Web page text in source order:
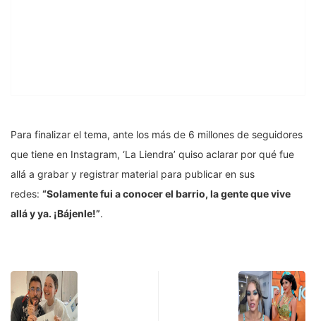
Para finalizar el tema, ante los más de 6 millones de seguidores
que tiene en Instagram, ‘La Liendra’ quiso aclarar por qué fue
allá a grabar y registrar material para publicar en sus
redes: “Solamente fui a conocer el barrio, la gente que vive
allá y ya. ¡Bájenle!”.